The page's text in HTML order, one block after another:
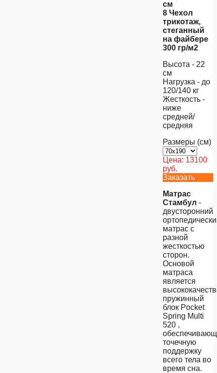
см
8 Чехол
трикотаж,
стеганный
на файбере
300 гр/м2
Высота - 22
см
Нагрузка - до
120/140 кг
Жесткость -
ниже
средней/
средняя
Размеры (см)
Цена: 13100
руб.
Заказать
Матрас
Стамбул -
двусторонний
матрас с
разной
жесткостью
сторон.
Основой
матраса
является
пружинный
блок Pocket
Spring Multi
520 ,
точечную
поддержку
всего тела во
время сна.